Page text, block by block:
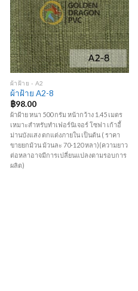
Add to
Wishlist
ผ้าฝ้าย - A2
ผ้าฝ้าย A2-8
฿98.00
ผ้าฝ้าย หนา 500 กรัม หน้ากว้าง 1.45 เมตร
เหมาะสำหรับทำเฟอร์นิเจอร์ โซฟา เก้าอี้
ม่านบังแสง ตกแต่งภายใน เป็นต้น ( ราคา
ขายยกม้วน ม้วนละ 70-120 หลา)(ความยาว
ต่อหลาอาจมีการเปลี่ยนแปลงตามรอบการ
ผลิต)